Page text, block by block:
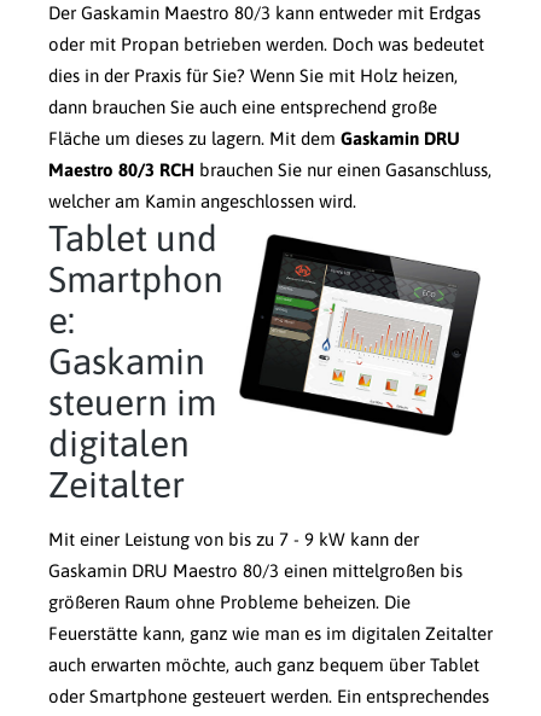
Der Gaskamin Maestro 80/3 kann entweder mit Erdgas
oder mit Propan betrieben werden. Doch was bedeutet
dies in der Praxis für Sie? Wenn Sie mit Holz heizen,
dann brauchen Sie auch eine entsprechend große
Fläche um dieses zu lagern. Mit dem Gaskamin DRU
Maestro 80/3 RCH brauchen Sie nur einen Gasanschluss,
welcher am Kamin angeschlossen wird.
Tablet und
Smartphon
e:
Gaskamin
steuern im
digitalen
Zeitalter
Mit einer Leistung von bis zu 7 - 9 kW kann der
Gaskamin DRU Maestro 80/3 einen mittelgroßen bis
größeren Raum ohne Probleme beheizen. Die
Feuerstätte kann, ganz wie man es im digitalen Zeitalter
auch erwarten möchte, auch ganz bequem über Tablet
oder Smartphone gesteuert werden. Ein entsprechendes